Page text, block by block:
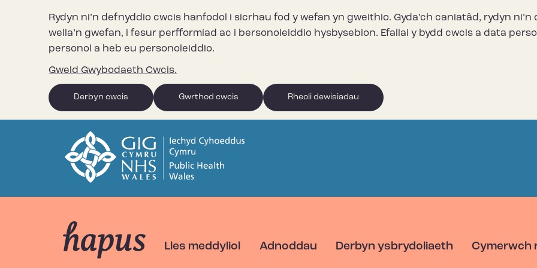
Rydyn ni’n defnyddio cwcis hanfodol i sicrhau fod y wefan yn gweithio. Gyda’ch caniatâd, rydyn
wella’n gwefan, i fesur perfformiad ac i bersonoleiddio hysbysebion. Efallai y bydd cwcis a data
personol a heb eu personoleiddio.
Gweld Gwybodaeth Cwcis.
Derbyn cwcis Gwrthod cwcis Rheoli dewisiadau
Lles meddyliol Adnoddau Derbyn ysbrydoliaeth Cymerwch